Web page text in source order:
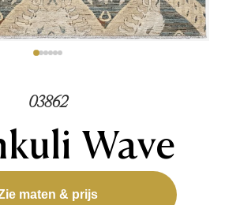
03862
Wave
maten & prijs